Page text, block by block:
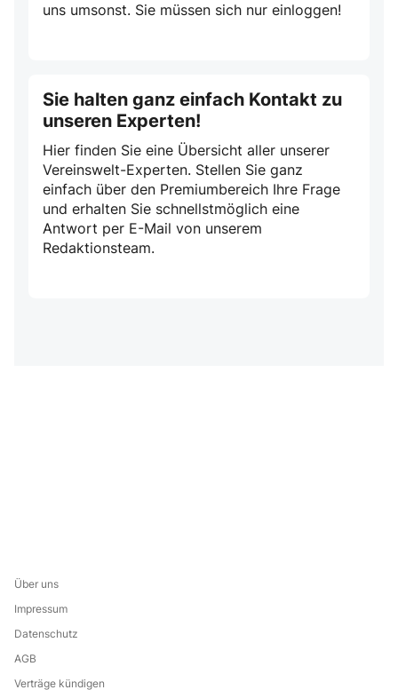
uns umsonst. Sie müssen sich nur einloggen!
Sie halten ganz einfach Kontakt zu
unseren Experten!
Hier finden Sie eine Übersicht aller unserer
Vereinswelt-Experten. Stellen Sie ganz
einfach über den Premiumbereich Ihre Frage
und erhalten Sie schnellstmöglich eine
Antwort per E-Mail von unserem
Redaktionsteam.
Über uns
Impressum
Datenschutz
AGB
Verträge kündigen